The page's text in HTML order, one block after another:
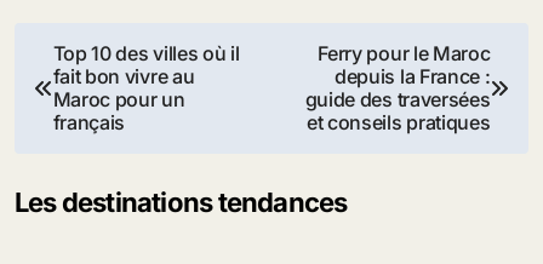
Navigation
de
Top 10 des villes où il
fait bon vivre au
Maroc pour un
français
Ferry pour le Maroc
depuis la France :
guide des traversées
et conseils pratiques
Les destinations tendances